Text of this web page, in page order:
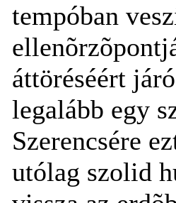
tempóban
áttöréséért
legalább egy
Szerencsére
utólag szolid